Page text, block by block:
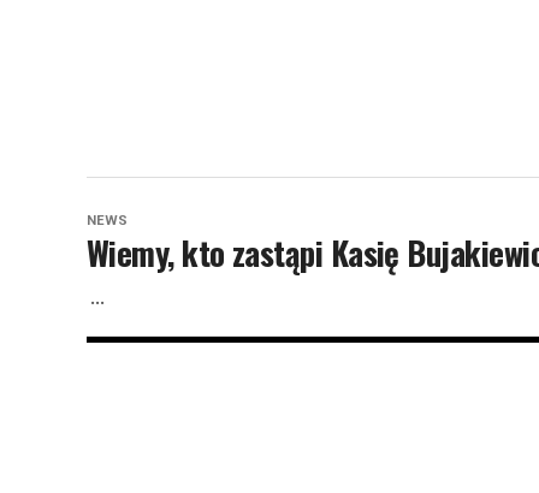
NEWS
Wiemy, kto zastąpi Kasię
...